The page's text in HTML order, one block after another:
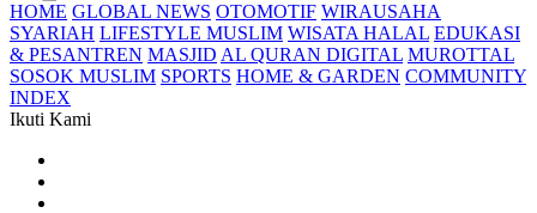
HOME GLOBAL NEWS OTOMOTIF WIRAUSAHA
SYARIAH LIFESTYLE MUSLIM WISATA HALAL EDUKASI
& PESANTREN MASJID AL QURAN DIGITAL MUROTTAL
SOSOK MUSLIM SPORTS HOME & GARDEN COMMUNITY
INDEX
Ikuti Kami